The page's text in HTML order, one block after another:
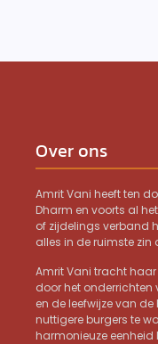
Over ons
Amrit Vani heeft ten
Dharm en voorts al
of zijdelings verband
alles in de ruimste zin
Amrit Vani tracht haar
door het
en de leefwijze van de
nuttigere burgers te
harmonieuze